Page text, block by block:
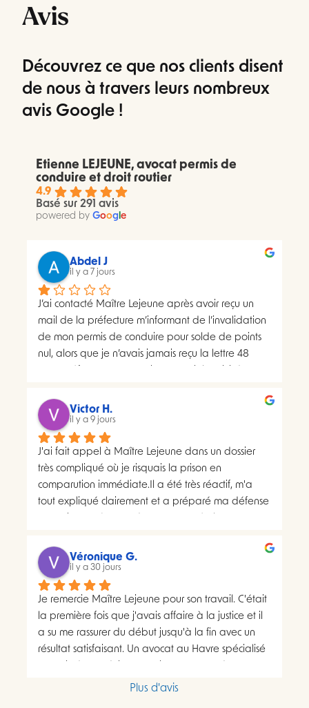
Avis
Découvrez ce que nos clients disent
de nous à travers leurs nombreux
avis Google !
Etienne LEJEUNE, avocat permis de
conduire et droit routier
4.9
Basé sur 291 avis
powered by Goog e
Abdel J
il y a 7 jours
J’ai contacté Maître Lejeune après avoir reçu un
mail de la préfecture m’informant de l’invalidation
de mon permis de conduire pour solde de points
nul, alors que je n’avais jamais reçu la lettre 48
distributions à deux dates différentes, ce qui me
semblait présenter une anomalie nécessitant une
analyse juridique.Après avoir consulté les
nombreux avis positifs concernant Maître Lejeune,
je lui ai envoyé par courriel l’intégralité de mon
dossier. Je lui ai également demandé, à plusieurs
reprises, de m’indiquer clairement le montant de
proposé un rendez-vous de 30 minutes facturé
200 euros. Pourtant, il disposait déjà de toutes les
pièces de mon dossier et semblait considérer que
les chances de succès d’un recours étaient très
faibles. Lorsque je lui ai demandé si le prix de
cette consultation serait ensuite déduit d’un
éventuel forfait de recours, sa réponse est restée
ce qu’il est possible de faire ou non. »Lors de
Victor H.
il y a 9 jours
J'ai fait appel à Maître Lejeune dans un dossier
très compliqué où je risquais la prison en
comparution immédiate.Il a été très réactif, m'a
tout expliqué clairement et a préparé ma défense
sérieux, humain et très investi. Merci encore pour
tout, je le recommande sans hésiter.
Véronique G.
il y a 30 jours
Je remercie Maître Lejeune pour son travail. C'était
la première fois que j'avais affaire à la justice et il
a su me rassurer du début jusqu'à la fin avec un
résultat satisfaisant. Un avocat au Havre spécialisé
Plus d'avis